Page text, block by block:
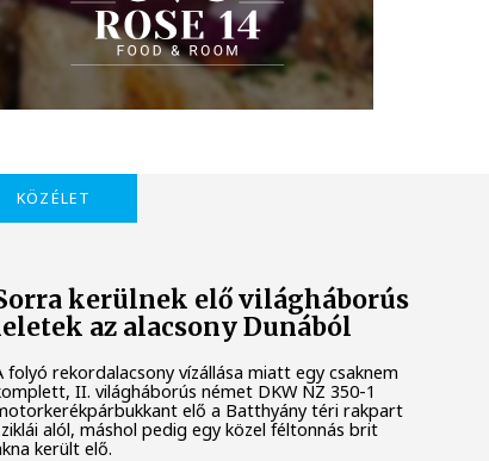
KÖZÉLET
kerülnek elő világháborús
az alacsony Dunából
folyó rekordalacsony vízállása miatt egy csaknem
II. világháborús német DKW NZ 350-1
elő a Batthyány téri rakpart
alól, máshol pedig egy közel féltonnás brit
került elő.